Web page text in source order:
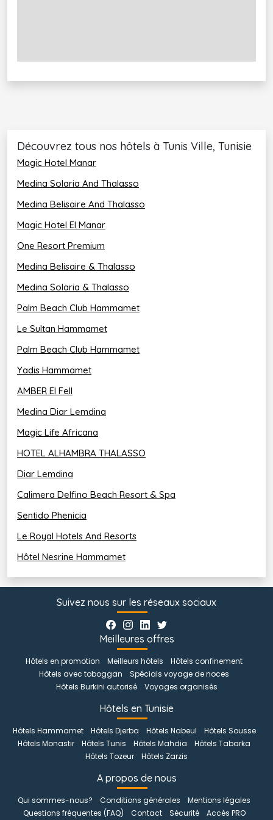
réunions/banquets, Terrasse bien exposée, bureau
Journaux, Détecteurs de fumée, Jardin, Menus pour
régimes spéciaux (sur demande), massage,
Découvrez tous nos hôtels à Tunis Ville, Tunisie
Magic Hotel Manar
Medina Solaria And Thalasso
Medina Belisaire And Thalasso
Magic Hotel El Manar
One Resort Premium
Medina Belisaire & Thalasso
Medina Solaria & Thalasso
Palm Beach Club Hammamet
Le Sultan Hammamet
Palm Beach Club Hammamet
Yadis Hammamet
AMBER El Fell
Medina Diar Lemdina
Magic Life Africana
HOTEL ALHAMBRA THALASSO
Diar Lemdina
Calimera Delfino Beach Resort & Spa
Sentido Phenicia
Le Royal Hotels And Resorts
Hôtel Nesrine Hammamet
Suivez nous sur les réseaux sociaux
Meilleures offres
Hôtels en promotion Meilleurs hôtels
Hôtels confinement
Hôtels avec toboggan
Spécials voyage de noces
Hôtels Burkini autorisé
Voyages organisés
Hôtels en Tunisie
Hôtels Hammamet Hôtels Djerba Hôtels Nabeul
Hôtels Sousse
Hôtels Monastir
Hôtels Tunis Hôtels Mahdia
Hôtels Tabarka
Hôtels Tozeur
Hôtels Zarzis
A propos de nous
Qui sommes-nous? Conditions générales
Mentions légales
Questions fréquentes (FAQ)
Contact Sécurité Accès PRO